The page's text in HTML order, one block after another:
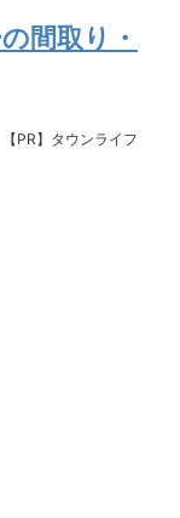
間取り・
【PR】タウンライフ